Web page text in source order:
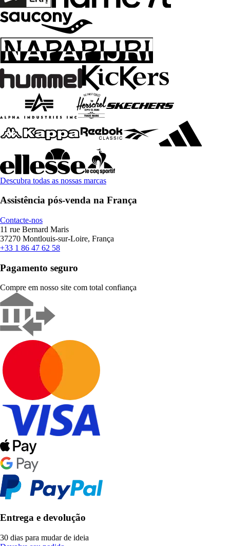
Descubra todas as nossas marcas
Assistência pós-venda na França
Contacte-nos
11 rue Bernard Maris
37270 Montlouis-sur-Loire, França
+33 1 86 47 62 58
Pagamento seguro
Compre em nosso site com total confiança
Entrega e devolução
30 dias para mudar de ideia